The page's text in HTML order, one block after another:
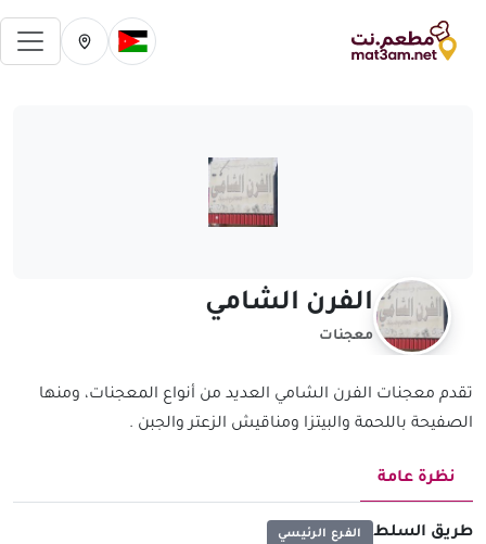
تغيير الدولة الحالية
تغيير المدينة
الفرن الشامي
معجنات
تقدم معجنات الفرن الشامي العديد من أنواع المعجنات، ومنها
الصفيحة باللحمة والبيتزا ومناقيش الزعتر والجبن .
نظرة عامة
طريق السلط الفرع الرئيسي